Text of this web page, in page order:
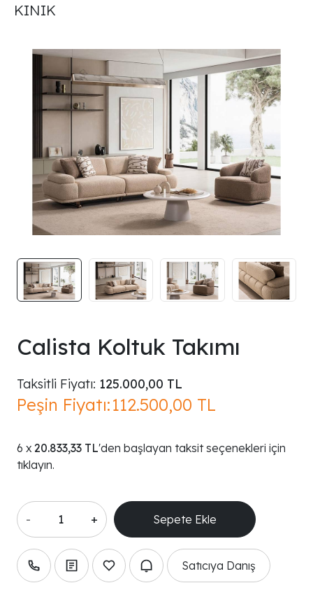
KINIK
Calista Koltuk Takımı
Taksitli Fiyatı: 125.000,00 TL
Peşin Fiyatı:112.500,00 TL
20.833,33 TL'den başlayan taksit seçenekleri için
tıklayın.
- +
Satıcıya Danış